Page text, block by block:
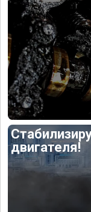
двигателя!